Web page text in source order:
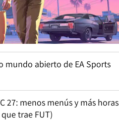
mundo abierto de EA Sports
27: menos menús y más horas
trae FUT)